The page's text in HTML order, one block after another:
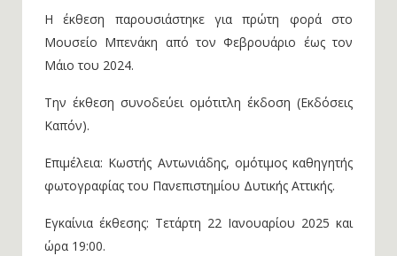
Η έκθεση παρουσιάστηκε για πρώτη φορά στο
Μουσείο Μπενάκη από τον Φεβρουάριο έως τον
Μάιο του 2024.
Την έκθεση συνοδεύει ομότιτλη έκδοση (Εκδόσεις
Καπόν).
Επιμέλεια: Κωστής Αντωνιάδης, ομότιμος καθηγητής
φωτογραφίας του Πανεπιστημίου Δυτικής Αττικής.
Εγκαίνια έκθεσης: Τετάρτη 22 Ιανουαρίου 2025 και
ώρα 19:00.